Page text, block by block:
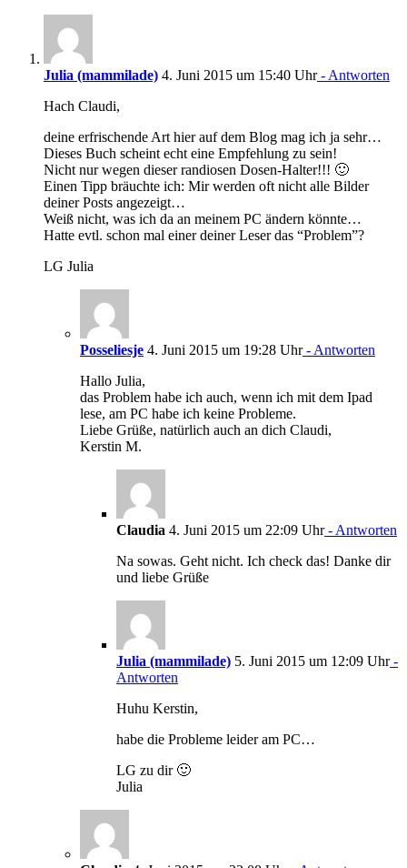
Julia (mammilade) 4. Juni 2015 um 15:40 Uhr- Antworten
Hach Claudi,
deine erfrischende Art hier auf dem Blog mag ich ja sehr…
Dieses Buch scheint echt eine Empfehlung zu sein!
Nicht nur wegen dieser randiosen Dosen-Halter!!! 🙂
Einen Tipp bräuchte ich: Mir werden oft nicht alle Bilder
deiner Posts angezeigt…
Weiß nicht, was ich da an meinem PC ändern könnte…
Hatte evtl. schon mal einer deiner Leser das “Problem”?
LG Julia
Posseliesje 4. Juni 2015 um 19:28 Uhr- Antworten
Hallo Julia,
das Problem habe ich auch, wenn ich mit dem Ipad
lese, am PC habe ich keine Probleme.
Liebe Grüße, natürlich auch an dich Claudi,
Kerstin M.
Claudia 4. Juni 2015 um 22:09 Uhr- Antworten
Na sowas. Geht nicht. Ich check das! Danke dir
und liebe Grüße
Julia (mammilade) 5. Juni 2015 um 12:09 Uhr-
Antworten
Huhu Kerstin,
habe die Probleme leider am PC…
LG zu dir 🙂
Julia